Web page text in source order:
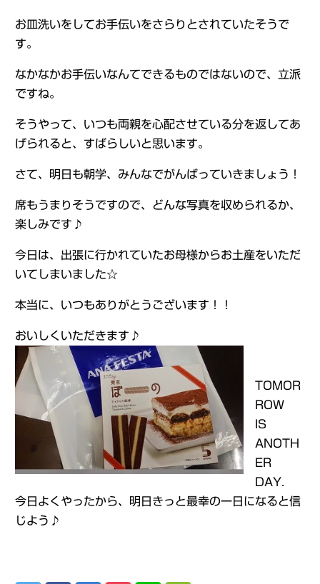
お皿洗いをしてお手伝いをさらりとされていたそうで
す。
なかなかお手伝いなんてできるものではないので、立派
ですね。
そうやって、いつも両親を心配させている分を返してあ
げられると、すばらしいと思います。
さて、明日も朝学、みんなでがんばっていきましょう！
席もうまりそうですので、どんな写真を収められるか、
楽しみです♪
今日は、出張に行かれていたお母様からお土産をいただ
いてしまいました☆
本当に、いつもありがとうございます！！
おいしくいただきます♪
TOMOR
ROW
IS
ANOTH
ER
DAY.
今日よくやったから、明日きっと最幸の一日になると信
じよう♪